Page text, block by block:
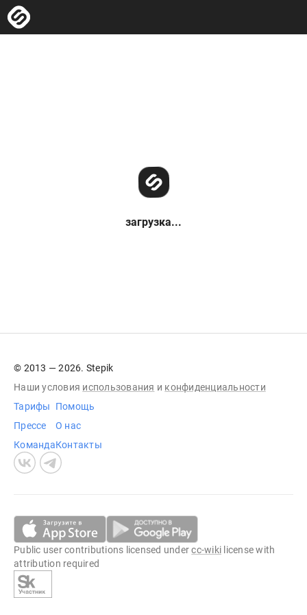
загрузка...
© 2013 — 2026. Stepik
Наши условия использования и конфиденциальности
Тарифы
Прессе
Команда
Помощь
О нас
Контакты
Public user contributions licensed undercc-wiki license with
attribution required